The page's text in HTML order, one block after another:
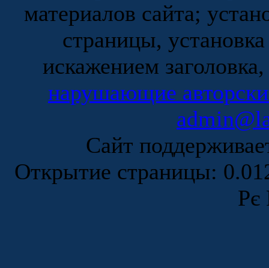
материалов сайта;
страницы,
искажением
нарушающие
Сайт
Открытие страницы:
Рє